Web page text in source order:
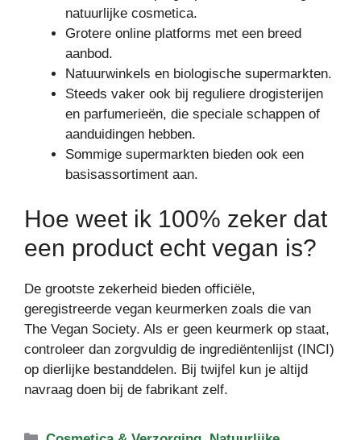
natuurlijke cosmetica.
Grotere online platforms met een breed
aanbod.
Natuurwinkels en biologische supermarkten.
Steeds vaker ook bij reguliere drogisterijen
en parfumerieën, die speciale schappen of
aanduidingen hebben.
Sommige supermarkten bieden ook een
basisassortiment aan.
Hoe weet ik 100% zeker dat
een product echt vegan is?
De grootste zekerheid bieden officiële,
geregistreerde vegan keurmerken zoals die van
The Vegan Society. Als er geen keurmerk op staat,
controleer dan zorgvuldig de ingrediëntenlijst (INCI)
op dierlijke bestanddelen. Bij twijfel kun je altijd
navraag doen bij de fabrikant zelf.
Categorieën